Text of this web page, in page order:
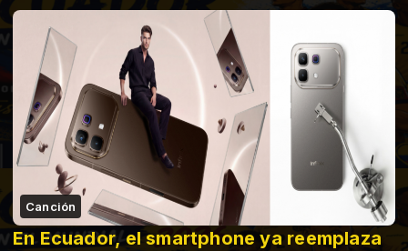
Canción
En Ecuador, el smartphone ya reemplaza